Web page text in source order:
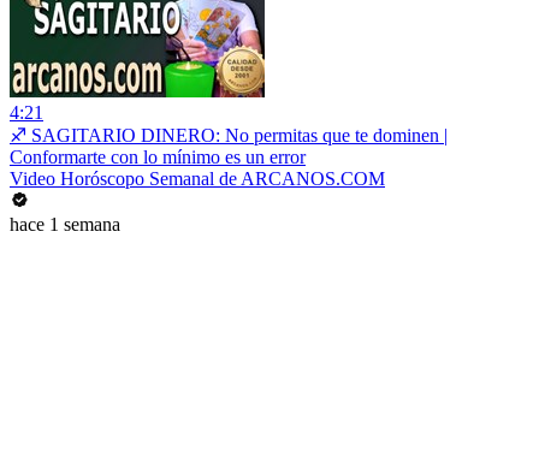
4:21
♐ SAGITARIO DINERO: No permitas que te dominen |
Conformarte con lo mínimo es un error
Video Horóscopo Semanal de ARCANOS.COM
hace 1 semana